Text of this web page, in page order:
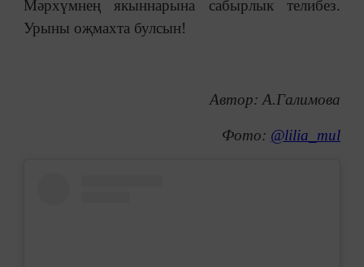
Мәрхүмнең якыннарына сабырлык телибез.
Урыны оҗмахта булсын!
Автор: А.Галимова
Фото: @lilia_mul